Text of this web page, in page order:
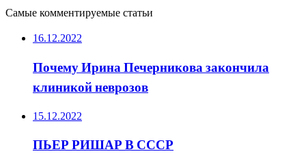
Самые комментируемые статьи
16.12.2022
Почему Ирина Печерникова закончила
клиникой неврозов
15.12.2022
ПЬЕР РИШАР В СССР